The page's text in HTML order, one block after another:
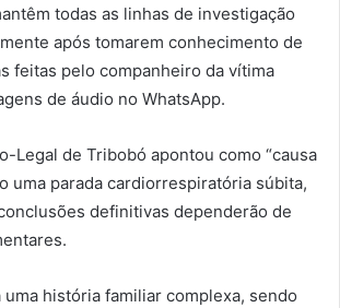
todas as linhas de investigação
após tomarem conhecimento de
feitas pelo companheiro da vítima
de áudio no WhatsApp.
Legal de Tribobó apontou como “causa
uma parada cardiorrespiratória súbita,
definitivas dependerão de
uma história familiar complexa, sendo